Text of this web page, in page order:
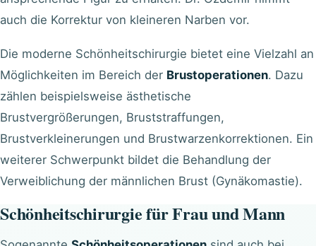
auch die Korrektur von kleineren Narben vor.
Die moderne Schönheitschirurgie bietet eine Vielzahl an
Möglichkeiten im Bereich der Brustoperationen. Dazu
zählen beispielsweise ästhetische
Brustvergrößerungen, Bruststraffungen,
Brustverkleinerungen und Brustwarzenkorrektionen. Ein
weiterer Schwerpunkt bildet die Behandlung der
Verweiblichung der männlichen Brust (Gynäkomastie).
Schönheitschirurgie für Frau und Mann